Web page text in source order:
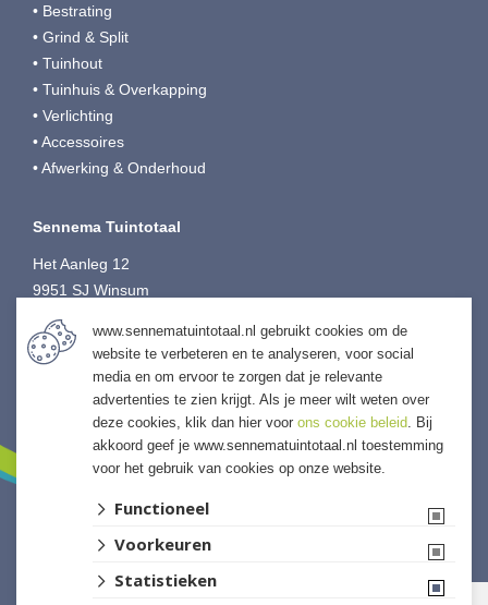
• Bestrating
• Grind & Split
• Tuinhout
• Tuinhuis & Overkapping
• Verlichting
• Accessoires
• Afwerking & Onderhoud
Sennema Tuintotaal
Het Aanleg 12
9951 SJ Winsum
0595-749080
E:tuintotaal@sennema-groep.nl
I:sennematuintotaal.nl
Website ontwikkeld door Lined
www.sennematuintotaal.nl gebruikt cookies om de
website te verbeteren en te analyseren, voor social
media en om ervoor te zorgen dat je relevante
advertenties te zien krijgt. Als je meer wilt weten over
deze cookies, klik dan hier voor ons cookie beleid. Bij
akkoord geef je www.sennematuintotaal.nl toestemming
voor het gebruik van cookies op onze website.
Functioneel
Voorkeuren
Statistieken